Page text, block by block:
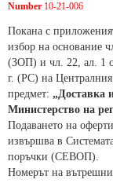
Number 10-21-006
Покана с
избор на основание
(ЗОП) и чл. 22, ал. 1
г. (РС) на
предмет: „Доставка
Министерство на
Подаването на
извършва в
поръчки (СЕВОП).
Номерът на